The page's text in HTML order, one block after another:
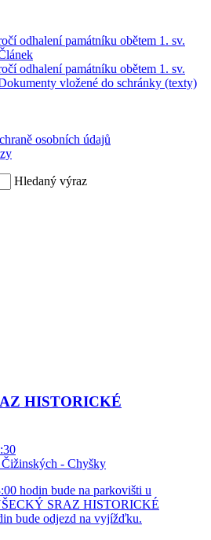
odhalení památníku obětem 1. sv.
odhalení památníku obětem 1. sv.
vložené do schránky (texty)
osobních údajů
Hledaný výraz
HISTORICKÉ
- Chyšky
hodin bude na parkovišti u
SRAZ HISTORICKÉ
bude odjezd na vyjížďku.